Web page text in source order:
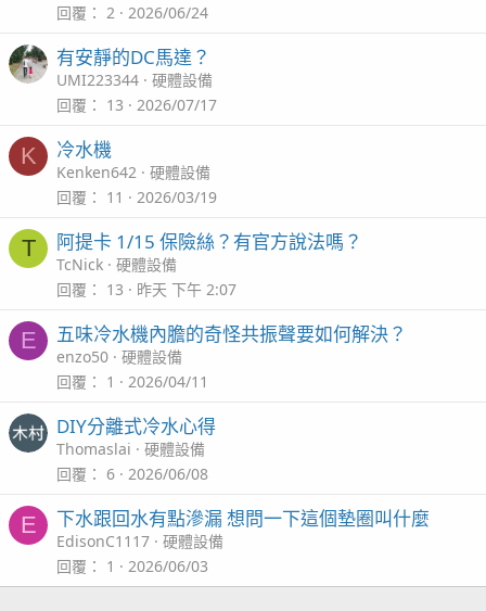
總結
本來買teco其實就本著一了百了，直接買一台好的免得日後折
騰自己又換來換去，結果命不好買到機皇半年報廢，事後查
看temp log還好時發間剛好發生在下班，如果是在上班時間
我大概就翻缸了哈。
我之後問了一些本店魚店，很多都說新版r290有很多魚友都
出現機體滲水問題（不是接口滲水就是機內），有用r290的
魚友們要注意一下囉
完！分享頭痛事一筆 ，開了一整個月24/7冷氣 下個月收到帳
單大概又要被唸一下 哈
差一點就結束還沒起步的海缸生涯
Ps:以上說的是香港teco代理 大家當笑話看看就好
回覆
2 2026/06/24
有安靜的DC馬達？
UMI223344
硬體設備
回覆
13 2026/07/17
K 冷水機
Kenken642
硬體設備
回覆
11 2026/03/19
T 阿提卡 1/15 保險絲？有官方說法嗎？
TcNick
硬體設備
回覆
13 昨天 下午 2:07
E 五味冷水機內膽的奇怪共振聲要如何解決？
enzo50
硬體設備
回覆
1 2026/04/11
DIY分離式冷水心得
Thomaslai
硬體設備
回覆
6 2026/06/08
E 下水跟回水有點滲漏 想問一下這個墊圈叫什麼
EdisonC1117
硬體設備
回覆
1 2026/06/03